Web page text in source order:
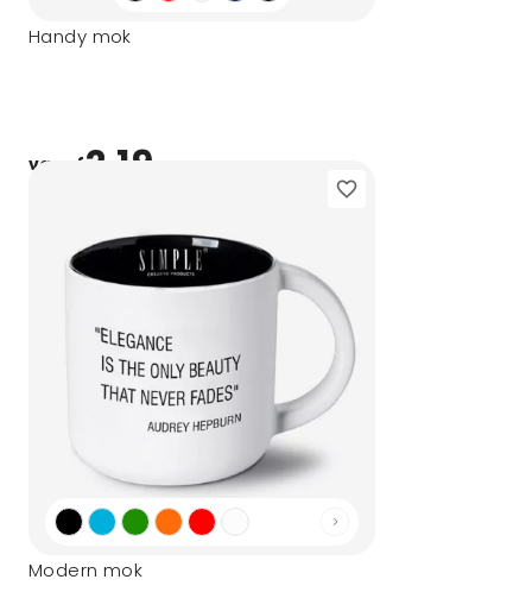
Handy mok
vanaf2,19
Modern mok